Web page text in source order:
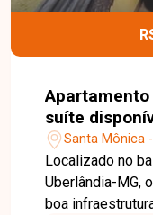
suíte
Santa
Santa Mônica
Localizado no
Uberlândia-MG,
boa